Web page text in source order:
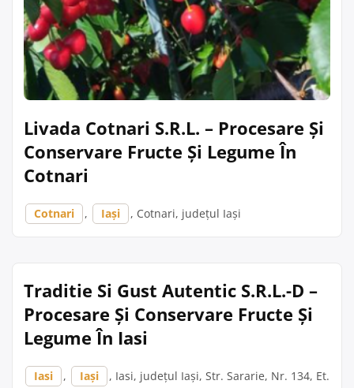
Livada Cotnari S.R.L. – Procesare Și
Conservare Fructe Și Legume În
Cotnari
Cotnari , Iași , Cotnari, județul Iași
Traditie Si Gust Autentic S.R.L.-D –
Procesare Și Conservare Fructe Și
Legume În Iasi
Iasi , Iași
, Iasi, județul Iași, Str. Sararie, Nr. 134, Et.